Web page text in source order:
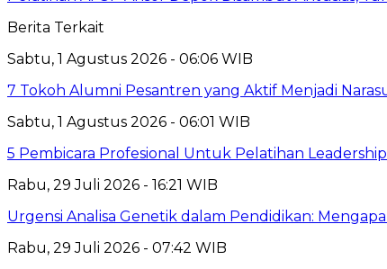
Berita Terkait
Sabtu, 1 Agustus 2026 - 06:06 WIB
7 Tokoh Alumni Pesantren yang Aktif Menjadi
Sabtu, 1 Agustus 2026 - 06:01 WIB
5 Pembicara Profesional Untuk Pelatihan
Rabu, 29 Juli 2026 - 16:21 WIB
Urgensi Analisa Genetik dalam Pendidikan:
Rabu, 29 Juli 2026 - 07:42 WIB